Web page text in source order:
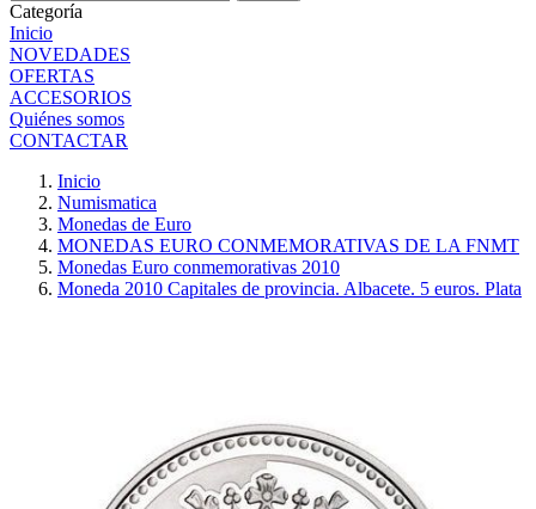
Categoría
Inicio
NOVEDADES
OFERTAS
ACCESORIOS
Quiénes somos
CONTACTAR
Inicio
Numismatica
Monedas de Euro
MONEDAS EURO CONMEMORATIVAS DE LA FNMT
Monedas Euro conmemorativas 2010
Moneda 2010 Capitales de provincia. Albacete. 5 euros. Plata